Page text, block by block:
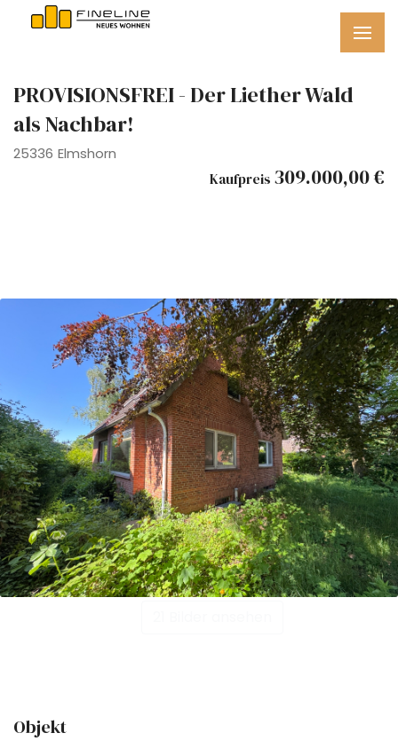
PROVISIONSFREI - Der Liether Wald
als Nachbar!
25336 Elmshorn
Kaufpreis 309.000,00 €
Objekt